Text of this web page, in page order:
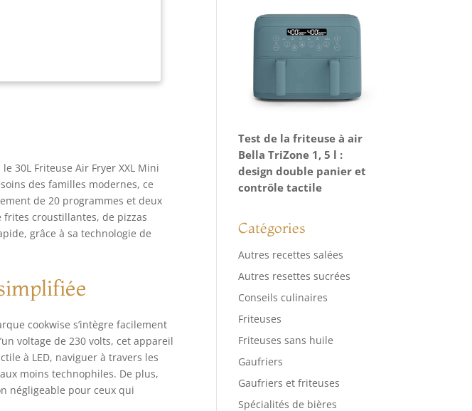
Elle peut même
pour les grandes
DE GRAISSE POUR
huile utilise une
l'air, empêche la perte
aliments dû à un
% de temps et 90 % de
traditionnelles. 🍟
ULTRA HAUTE：Un léger
DEL de cette friteuse sans
fenêtre à double vitrage
à ouvrir la porte, réduisant
De plus, son revêtement
ET TECHNOLOGIE DE
véritable air fryer grande
elles, on retrouve Air Fry,
Pizza, Décongélation,
et Preheat. Vous avez
deux modes de cuisson
30L Friteuse Air Fryer XXL Mini
des familles modernes, ce
de 20 programmes et deux
frites croustillantes, de pizzas
grâce à sa technologie de
cookwise s’intègre facilement
voltage de 230 volts, cet appareil
à LED, naviguer à travers les
moins technophiles. De plus,
négligeable pour ceux qui
Test de la friteuse à air
Bella TriZone 1, 5 l :
design double panier et
contrôle tactile
Catégories
Autres recettes salées
Autres resettes sucrées
Conseils culinaires
Friteuses
Friteuses sans huile
Gaufriers
Gaufriers et friteuses
Spécialités de bières